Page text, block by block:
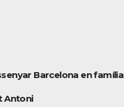
Barcelona en família
Antoni